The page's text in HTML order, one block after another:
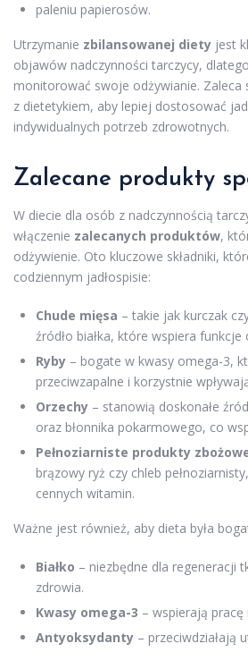
paleniu papierosów.
Utrzymanie zbilansowanej diety jest
objawów nadczynności tarczycy,
monitorować swoje odżywianie. Zaleca
z dietetykiem, aby lepiej dostosować
indywidualnych potrzeb zdrowotnych.
Zalecane produkty
W diecie dla osób z nadczynnością
włączenie zalecanych produktów,
odżywienie. Oto kluczowe składniki,
codziennym jadłospisie:
Chude mięsa – takie jak kurczak
źródło białka, które wspiera funkcje
Ryby – bogate w kwasy omega-3,
przeciwzapalne i korzystnie
Orzechy – stanowią doskonałe
oraz błonnika pokarmowego, co
Pełnoziarniste produkty
brązowy ryż czy chleb
cennych witamin.
Ważne jest również, aby dieta była
Białko – niezbędne dla regeneracji
zdrowia.
Kwasy omega-3 – wspierają pracę
Antyoksydanty – przeciwdziałają